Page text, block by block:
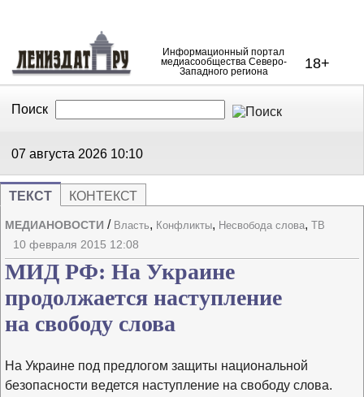
Информационный портал
медиасообщества Северо-
Западного региона
18+
Поиск
07 августа 2026 10:10
ТЕКСТ КОНТЕКСТ
МЕДИАНОВОСТИ / Власть, Конфликты, Несвобода слова, ТВ
10 февраля 2015 12:08
МИД РФ: На Украине
продолжается наступление
на свободу слова
На Украине под предлогом защиты национальной
безопасности ведется наступление на свободу слова.